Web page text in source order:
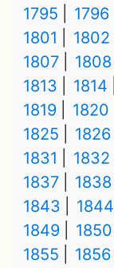
1795
1796
1801
1802
1807
1808
1813
1814
1819
1820
1825
1826
1831
1832
1837
1838
1843
1844
1849
1850
1855
1856